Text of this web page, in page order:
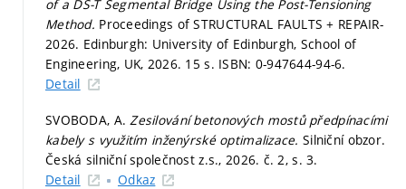
of a DS-T Segmental Bridge Using the Post-Tensioning
Method. Proceedings of STRUCTURAL FAULTS + REPAIR-
2026. Edinburgh: University of Edinburgh, School of
Engineering, UK, 2026. 15 s. ISBN: 0-947644-94-6.
Detail
SVOBODA, A. Zesilování betonových mostů předpínacími
kabely s využitím inženýrské optimalizace.Silniční obzor.
Česká silniční společnost z.s., 2026. č. 2,s. 3.
Detail
Odkaz